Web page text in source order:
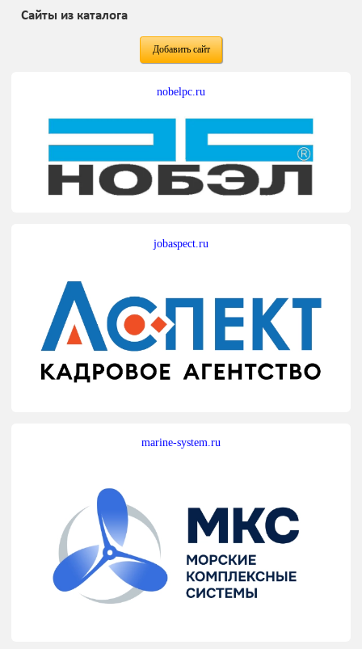
Сайты из каталога
Добавить сайт
nobelpc.ru
jobaspect.ru
marine-system.ru